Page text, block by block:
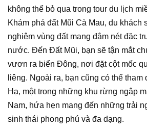
không thể bỏ qua trong tour du lịch
Khám phá đất Mũi Cà Mau, du khách
nghiệm vùng đất mang đậm nét đặc
nước. Đến Đất Mũi, bạn sẽ tận mắt
vươn ra biển Đông, nơi đặt cột mốc
liêng. Ngoài ra, bạn cũng có thể
Hạ, một trong những khu rừng ngập
Nam, hứa hẹn mang đến những trải
sinh thái phong phú và đa dạng.